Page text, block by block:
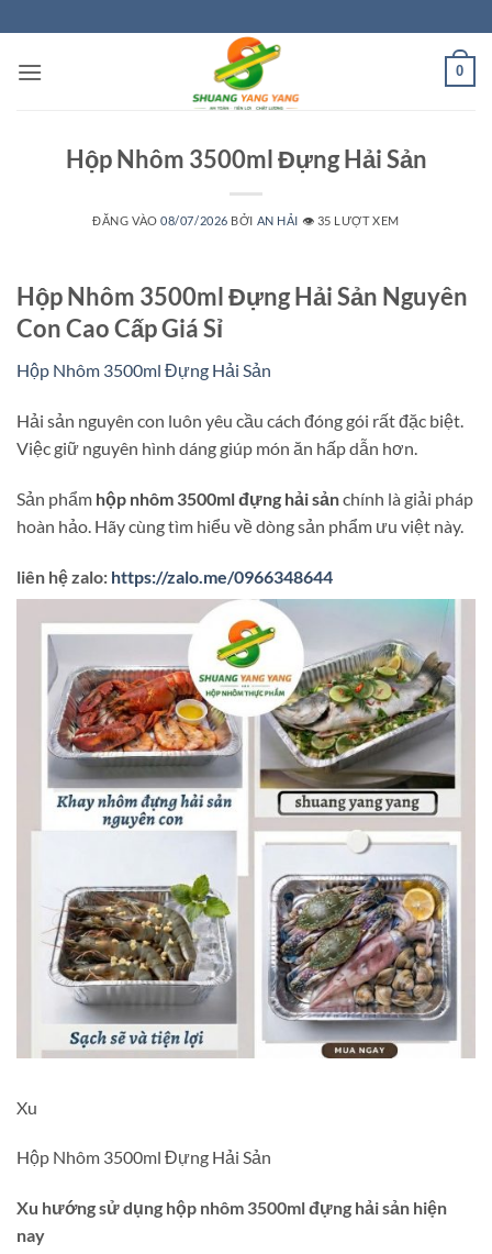
qua
nội
0
Hộp Nhôm 3500ml Đựng Hải Sản
ĐĂNG VÀO08/07/2026 BỞI AN HẢI 👁️ 35 LƯỢT XEM
Hộp Nhôm 3500ml Đựng Hải Sản Nguyên
Con Cao Cấp Giá Sỉ
Hộp Nhôm 3500ml Đựng Hải Sản
Hải sản nguyên con luôn yêu cầu cách đóng gói rất đặc biệt.
Việc giữ nguyên hình dáng giúp món ăn hấp dẫn hơn.
Sản phẩm hộp nhôm 3500ml đựng hải sảnchính là giải pháp
hoàn hảo. Hãy cùng tìm hiểu về dòng sản phẩm ưu việt này.
liên hệ zalo: https://zalo.me/0966348644
Xu
Hộp Nhôm 3500ml Đựng Hải Sản
Xu hướng sử dụng hộp nhôm 3500ml đựng hải sản hiện
nay